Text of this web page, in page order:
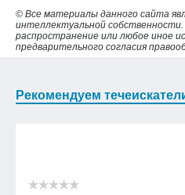
© Все материалы данного сайта
интеллектуальной
распространение или любое иное
предварительного согласия
Рекомендуем